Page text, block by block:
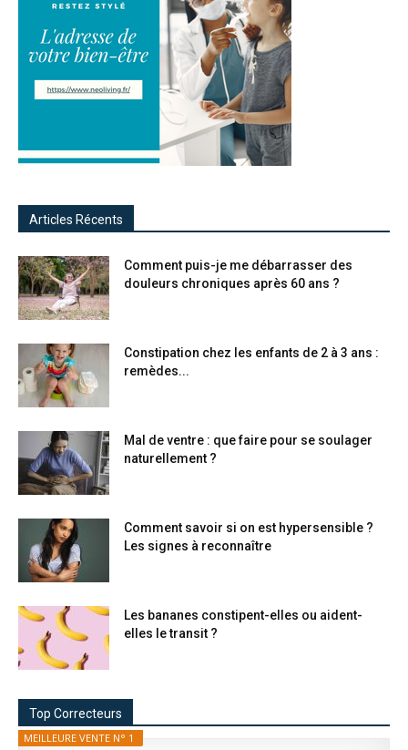
Articles Récents
Comment puis-je me débarrasser des
douleurs chroniques après 60 ans ?
Constipation chez les enfants de 2 à 3 ans :
remèdes...
Mal de ventre : que faire pour se soulager
naturellement ?
Comment savoir si on est hypersensible ?
Les signes à reconnaître
Les bananes constipent-elles ou aident-
elles le transit ?
Top Correcteurs
MEILLEURE VENTE N° 1